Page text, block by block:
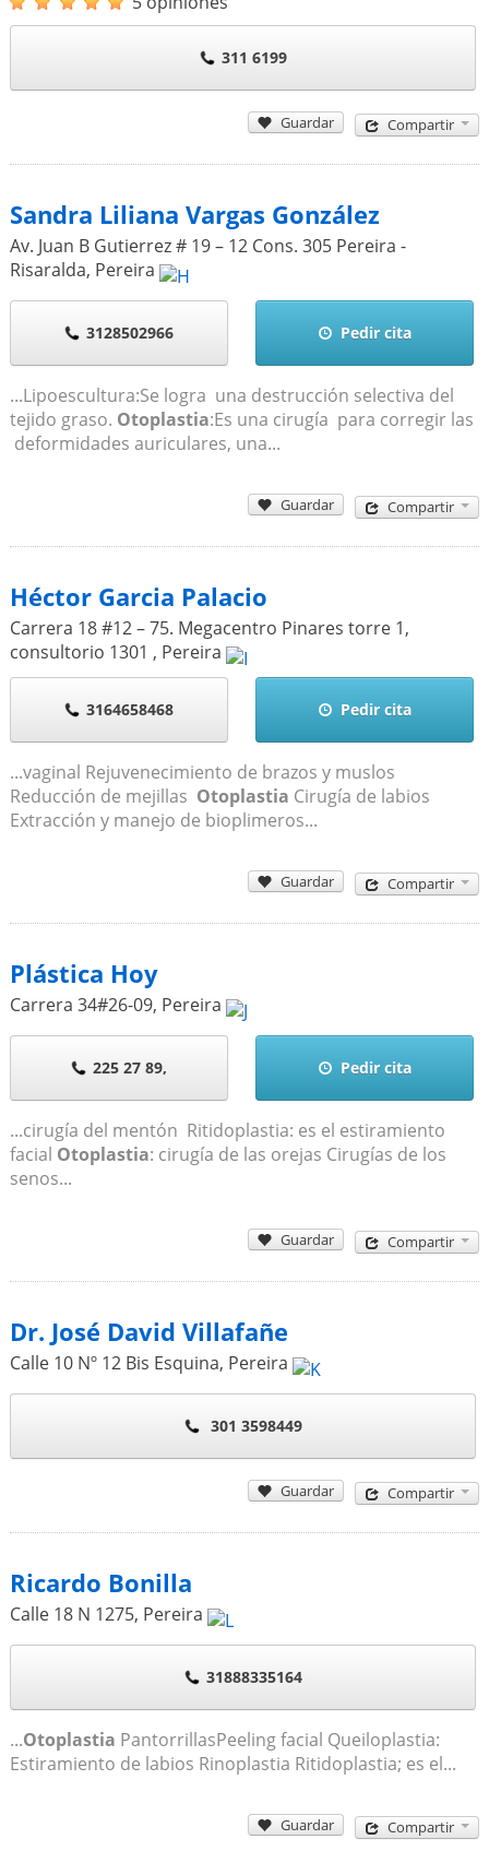
311 6199
Guardar Compartir
Sandra Liliana Vargas González
Av. Juan B Gutierrez # 19 – 12 Cons. 305 Pereira -
Risaralda, Pereira
3128502966 Pedir cita
...Lipoescultura:Se logra una destrucción selectiva del
tejido graso. Otoplastia:Es una cirugía para corregir las
deformidades auriculares, una...
Guardar Compartir
Héctor Garcia Palacio
Carrera 18 #12 – 75. Megacentro Pinares torre 1,
consultorio 1301 , Pereira
3164658468 Pedir cita
...vaginal Rejuvenecimiento de brazos y muslos
Reducción de mejillas Otoplastia Cirugía de labios
Extracción y manejo de bioplimeros...
Guardar Compartir
Plástica Hoy
Carrera 34#26-09, Pereira
225 27 89, Pedir cita
...cirugía del mentón Ritidoplastia: es el estiramiento
facial Otoplastia: cirugía de las orejas Cirugías de los
senos...
Guardar Compartir
Dr. José David Villafañe
Calle 10 Nº 12 Bis Esquina, Pereira
301 3598449
Guardar Compartir
Ricardo Bonilla
Calle 18 N 1275, Pereira
31888335164
...Otoplastia PantorrillasPeeling facial Queiloplastia:
Estiramiento de labios Rinoplastia Ritidoplastia; es el...
Guardar Compartir